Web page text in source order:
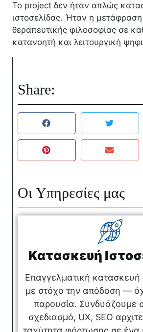
Το project δεν ήταν απλώς
ιστοσελίδας. Ήταν η μετάφραση
θεραπευτικής φιλοσοφίας σε
κατανοητή και λειτουργική
Share:
Οι Υπηρεσίες μας
Κατασκευή
Επαγγελματική κατασκευή
με στόχο την απόδοση —
παρουσία. Συνδυάζουμε
σχεδιασμό, UX, SEO